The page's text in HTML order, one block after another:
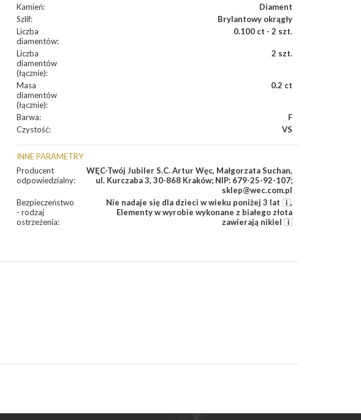
Kamień:
Diament
Szlif:
Brylantowy okrągły
Liczba
diamentów:
0.100 ct - 2 szt.
Liczba
diamentów
(łącznie):
2 szt.
Masa
diamentów
(łącznie):
0.2 ct
Barwa:
F
Czystość: VS
INNE PARAMETRY
Producent
odpowiedzialny:
WĘC-Twój Jubiler S.C. Artur Węc, Małgorzata Suchan,
ul. Kurczaba 3, 30-868 Kraków; NIP: 679-25-92-107;
sklep@wec.com.pl
Bezpieczeństwo
- rodzaj
ostrzeżenia:
Nie nadaje się dla dzieci w wieku poniżej 3 lat
,
Elementy w wyrobie wykonane z białego złota
zawierają nikiel